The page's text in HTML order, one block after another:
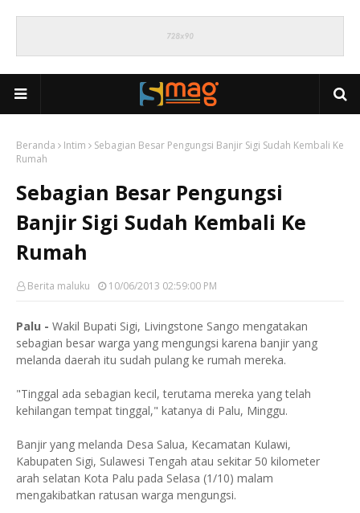
Beranda Intim
Sebagian Besar Pengungsi Banjir Sigi Sudah Kembali Ke
Rumah
Sebagian Besar Pengungsi
Banjir Sigi Sudah Kembali Ke
Rumah
Berita maluku 10/06/2013 02:59:00 PM
Palu - Wakil Bupati Sigi, Livingstone Sango mengatakan
sebagian besar warga yang mengungsi karena banjir yang
melanda daerah itu sudah pulang ke rumah mereka.
"Tinggal ada sebagian kecil, terutama mereka yang telah
kehilangan tempat tinggal," katanya di Palu, Minggu.
Banjir yang melanda Desa Salua, Kecamatan Kulawi,
Kabupaten Sigi, Sulawesi Tengah atau sekitar 50 kilometer
arah selatan Kota Palu pada Selasa (1/10) malam
mengakibatkan ratusan warga mengungsi.